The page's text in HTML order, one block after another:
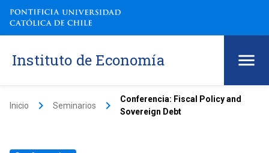
Instituto de Economía
Inicio keyboard_arrow_right Seminarios keyboard_arrow_right
Conferencia: Fiscal Policy and
Sovereign Debt